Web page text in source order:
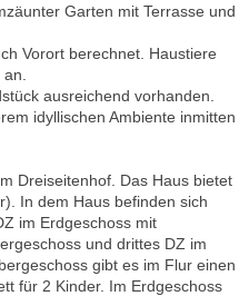
Garten mit Terrasse und
Vorort berechnet. Haustiere
ausreichend vorhanden.
idyllischen Ambiente inmitten
Dreiseitenhof. Das Haus bietet
In dem Haus befinden sich
im Erdgeschoss mit
und drittes DZ im
gibt es im Flur einen
für 2 Kinder. Im Erdgeschoss